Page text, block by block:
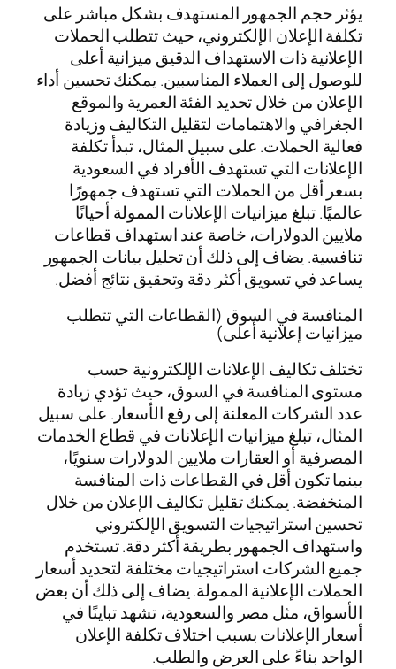
يؤثر حجم الجمهور المستهدف بشكل مباشر على
تكلفة الإعلان الإلكتروني، حيث تتطلب الحملات
الإعلانية ذات الاستهداف الدقيق ميزانية أعلى
للوصول إلى العملاء المناسبين. يمكنك تحسين أداء
الإعلان من خلال تحديد الفئة العمرية والموقع
الجغرافي والاهتمامات لتقليل التكاليف وزيادة
فعالية الحملات. على سبيل المثال، تبدأ تكلفة
الإعلانات التي تستهدف الأفراد في السعودية
بسعر أقل من الحملات التي تستهدف جمهورًا
عالميًا. تبلغ ميزانيات الإعلانات الممولة أحيانًا
ملايين الدولارات، خاصة عند استهداف قطاعات
تنافسية. يضاف إلى ذلك أن تحليل بيانات الجمهور
يساعد في تسويق أكثر دقة وتحقيق نتائج أفضل.
المنافسة في السوق (القطاعات التي تتطلب
ميزانيات إعلانية أعلى)
تختلف تكاليف الإعلانات الإلكترونية حسب
مستوى المنافسة في السوق، حيث تؤدي زيادة
عدد الشركات المعلنة إلى رفع الأسعار. على سبيل
المثال، تبلغ ميزانيات الإعلانات في قطاع الخدمات
المصرفية أو العقارات ملايين الدولارات سنويًا،
بينما تكون أقل في القطاعات ذات المنافسة
المنخفضة. يمكنك تقليل تكاليف الإعلان من خلال
تحسين استراتيجيات التسويق الإلكتروني
واستهداف الجمهور بطريقة أكثر دقة. تستخدم
جميع الشركات استراتيجيات مختلفة لتحديد أسعار
الحملات الإعلانية الممولة. يضاف إلى ذلك أن بعض
الأسواق، مثل مصر والسعودية، تشهد تباينًا في
أسعار الإعلانات بسبب اختلاف تكلفة الإعلان
الواحد بناءً على العرض والطلب.